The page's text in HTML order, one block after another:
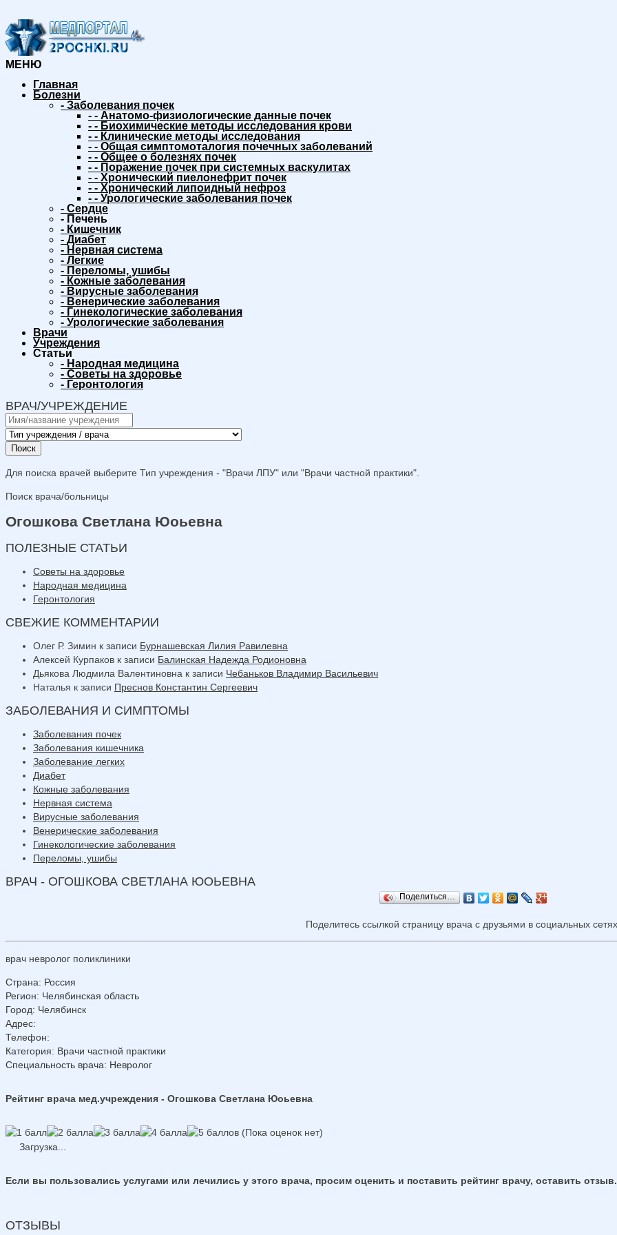
МЕНЮ
Главная
Болезни
- Заболевания почек
- - Анатомо-физиологические данные почек
- - Биохимические методы исследования крови
- - Клинические методы исследования
- - Общая симптомоталогия почечных заболеваний
- - Общее о болезнях почек
- - Поражение почек при системных васкулитах
- - Хронический пиелонефрит почек
- - Хронический липоидный нефроз
- - Урологические заболевания почек
- Сердце
- Печень
- Кишечник
- Диабет
- Нервная система
- Легкие
- Переломы, ушибы
- Кожные заболевания
- Вирусные заболевания
- Венерические заболевания
- Гинекологические заболевания
- Урологические заболевания
Врачи
Учреждения
Статьи
- Народная медицина
- Советы на здоровье
- Геронтология
ВРАЧ/УЧРЕЖДЕНИЕ
Поиск
Для поиска врачей выберите Тип учреждения - "Врачи ЛПУ" или "Врачи частной практики".
Поиск врача/больницы
Огошкова Светлана Юоьевна
ПОЛЕЗНЫЕ СТАТЬИ
Советы на здоровье
Народная медицина
Геронтология
СВЕЖИЕ КОММЕНТАРИИ
Олег Р. Зимин к записи Бурнашевская Лилия Равилевна
Алексей Курпаков к записи Балинская Надежда Родионовна
Дьякова Людмила Валентиновна к записи Чебаньков Владимир Васильевич
Наталья к записи Преснов Константин Сергеевич
ЗАБОЛЕВАНИЯ И СИМПТОМЫ
Заболевания почек
Заболевания кишечника
Заболевание легких
Диабет
Кожные заболевания
Нервная система
Вирусные заболевания
Венерические заболевания
Гинекологические заболевания
Переломы, ушибы
ВРАЧ - ОГОШКОВА СВЕТЛАНА ЮОЬЕВНА
Поделиться…
Поделитесь ссылкой страницу врача с друзьями в социальных
врач невролог поликлиники
Страна: Россия
Регион: Челябинская область
Город: Челябинск
Адрес:
Телефон:
Категория: Врачи частной практики
Специальность врача: Невролог
Рейтинг врача мед.учреждения - Огошкова Светлана Юоьевна
(Пока оценок нет)
Загрузка...
Если вы пользовались услугами или лечились у этого врача, просим оценить и поставить рейтинг врачу, оставить отзыв.
ОТЗЫВЫ